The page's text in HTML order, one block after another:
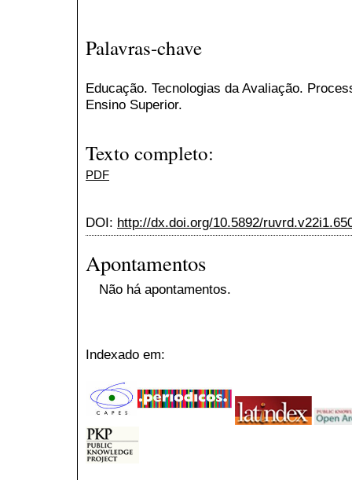
Palavras-chave
Educação. Tecnologias da Avaliação.
Ensino Superior.
Texto completo:
PDF
DOI: http://dx.doi.org/10.5892/
Apontamentos
Não há apontamentos.
Indexado em: